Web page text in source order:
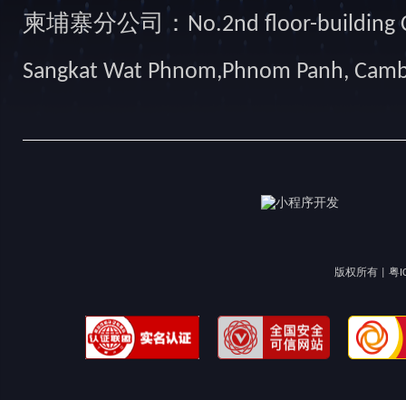
柬埔寨分公司：No.2nd floor-building
Sangkat Wat Phnom,Phnom Panh,
版权所有 | 粤